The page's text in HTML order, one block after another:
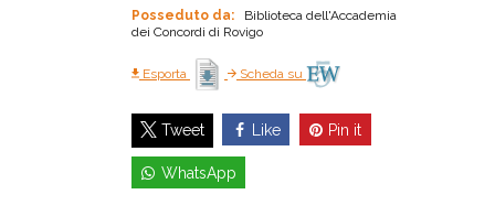
Posseduto da:
Biblioteca dell'Accademia
dei Concordi di Rovigo
Esporta Scheda su
Tweet Like Pin it
WhatsApp